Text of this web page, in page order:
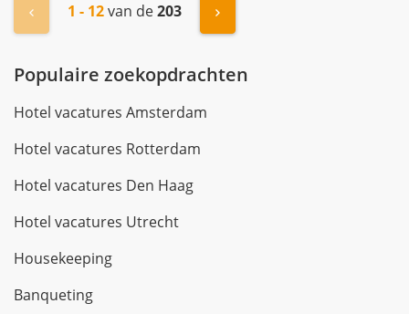
« Vorige1 - 12van de203 Volgende »
Populaire zoekopdrachten
Hotel vacatures Amsterdam
Hotel vacatures Rotterdam
Hotel vacatures Den Haag
Hotel vacatures Utrecht
Housekeeping
Banqueting